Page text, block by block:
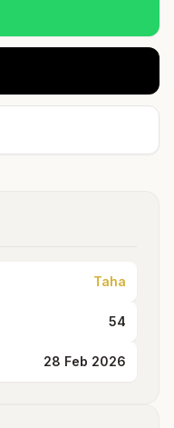
Taha
54
28 Feb 2026